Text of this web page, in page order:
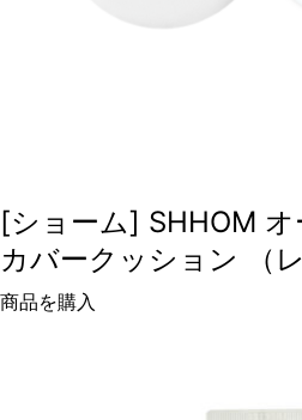
[ショーム] SHHOM
カバークッション （
商品を購入